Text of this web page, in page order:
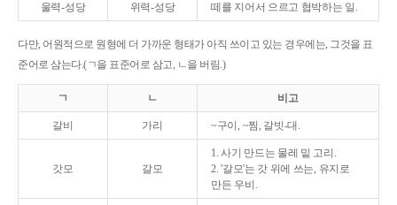
울력-성당 위력-성당 떼를 지어서 으르고 협박하는 일.
다만, 어원적으로 원형에 더 가까운 형태가 아직 쓰이고 있는 경우에는, 그것을 표
준어로 삼는다.(ㄱ을 표준어로 삼고, ㄴ을 버림.)
ㄱ ㄴ 비고
갈비 가리 ~구이, ~찜, 갈빗-대.
갓모 갈모
1. 사기 만드는 물레 밑 고리.
2. '갈모'는 갓 위에 쓰는, 유지로
만든 우비.